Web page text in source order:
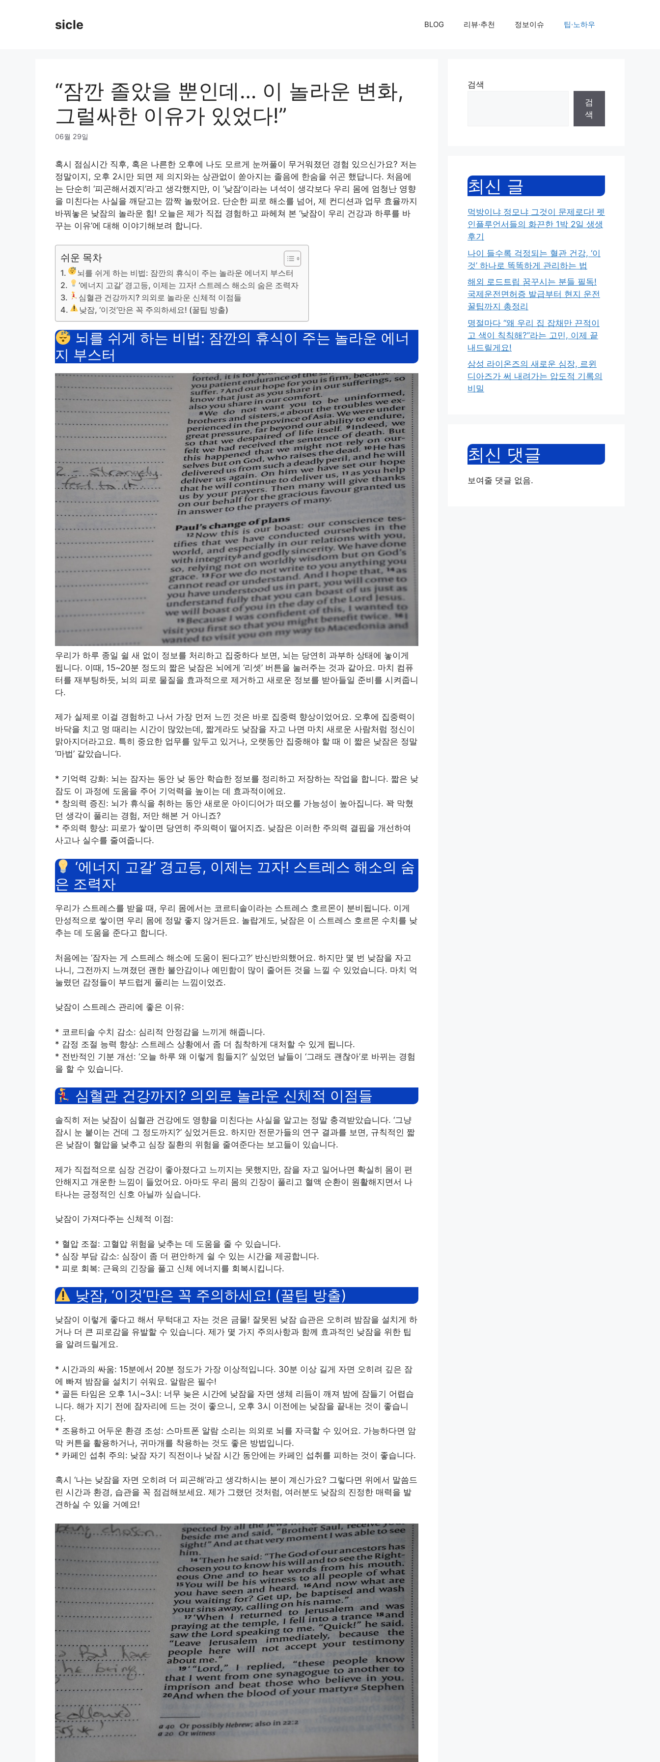
sicle BLOG 리뷰·추천 정보이슈 팁·노하우
“잠깐 졸았을 뿐인데… 이 놀라운 변화,
그럴싸한 이유가 있었다!”
06월 29일
혹시 점심시간 직후, 혹은 나른한 오후에 나도 모르게 눈꺼풀이 무거워졌던 경험 있으신가요? 저는
정말이지, 오후 2시만 되면 제 의지와는 상관없이 쏟아지는 졸음에 한숨을 쉬곤 했답니다. 처음에
는 단순히 ‘피곤해서겠지’라고 생각했지만, 이 ‘낮잠’이라는 녀석이 생각보다 우리 몸에 엄청난 영향
을 미친다는 사실을 깨닫고는 깜짝 놀랐어요. 단순한 피로 해소를 넘어, 제 컨디션과 업무 효율까지
바꿔놓은 낮잠의 놀라운 힘! 오늘은 제가 직접 경험하고 파헤쳐 본 ‘낮잠이 우리 건강과 하루를 바
꾸는 이유’에 대해 이야기해보려 합니다.
쉬운 목차
뇌를 쉬게 하는 비법: 잠깐의 휴식이 주는 놀라운 에너지 부스터
‘에너지 고갈’ 경고등, 이제는 끄자! 스트레스 해소의 숨은 조력자
심혈관 건강까지? 의외로 놀라운 신체적 이점들
낮잠, ‘이것’만은 꼭 주의하세요! (꿀팁 방출)
뇌를 쉬게 하는 비법: 잠깐의 휴식이 주는 놀라운 에너
지 부스터
우리가 하루 종일 쉴 새 없이 정보를 처리하고 집중하다 보면, 뇌는 당연히 과부하 상태에 놓이게
됩니다. 이때, 15~20분 정도의 짧은 낮잠은 뇌에게 ‘리셋’ 버튼을 눌러주는 것과 같아요. 마치 컴퓨
터를 재부팅하듯, 뇌의 피로 물질을 효과적으로 제거하고 새로운 정보를 받아들일 준비를 시켜줍니
다.
제가 실제로 이걸 경험하고 나서 가장 먼저 느낀 것은 바로 집중력 향상이었어요. 오후에 집중력이
바닥을 치고 멍 때리는 시간이 많았는데, 짧게라도 낮잠을 자고 나면 마치 새로운 사람처럼 정신이
맑아지더라고요. 특히 중요한 업무를 앞두고 있거나, 오랫동안 집중해야 할 때 이 짧은 낮잠은 정말
‘마법’ 같았습니다.
* 기억력 강화: 뇌는 잠자는 동안 낮 동안 학습한 정보를 정리하고 저장하는 작업을 합니다. 짧은 낮
잠도 이 과정에 도움을 주어 기억력을 높이는 데 효과적이에요.
* 창의력 증진: 뇌가 휴식을 취하는 동안 새로운 아이디어가 떠오를 가능성이 높아집니다. 꽉 막혔
던 생각이 풀리는 경험, 저만 해본 거 아니죠?
* 주의력 향상: 피로가 쌓이면 당연히 주의력이 떨어지죠. 낮잠은 이러한 주의력 결핍을 개선하여
사고나 실수를 줄여줍니다.
‘에너지 고갈’ 경고등, 이제는 끄자! 스트레스 해소의 숨
은 조력자
우리가 스트레스를 받을 때, 우리 몸에서는 코르티솔이라는 스트레스 호르몬이 분비됩니다. 이게
만성적으로 쌓이면 우리 몸에 정말 좋지 않거든요. 놀랍게도, 낮잠은 이 스트레스 호르몬 수치를 낮
추는 데 도움을 준다고 합니다.
처음에는 ‘잠자는 게 스트레스 해소에 도움이 된다고?’ 반신반의했어요. 하지만 몇 번 낮잠을 자고
나니, 그전까지 느껴졌던 괜한 불안감이나 예민함이 많이 줄어든 것을 느낄 수 있었습니다. 마치 억
눌렸던 감정들이 부드럽게 풀리는 느낌이었죠.
낮잠이 스트레스 관리에 좋은 이유:
* 코르티솔 수치 감소: 심리적 안정감을 느끼게 해줍니다.
* 감정 조절 능력 향상: 스트레스 상황에서 좀 더 침착하게 대처할 수 있게 됩니다.
* 전반적인 기분 개선: ‘오늘 하루 왜 이렇게 힘들지?’ 싶었던 날들이 ‘그래도 괜찮아’로 바뀌는 경험
을 할 수 있습니다.
심혈관 건강까지? 의외로 놀라운 신체적 이점들
솔직히 저는 낮잠이 심혈관 건강에도 영향을 미친다는 사실을 알고는 정말 충격받았습니다. ‘그냥
잠시 눈 붙이는 건데 그 정도까지?’ 싶었거든요. 하지만 전문가들의 연구 결과를 보면, 규칙적인 짧
은 낮잠이 혈압을 낮추고 심장 질환의 위험을 줄여준다는 보고들이 있습니다.
제가 직접적으로 심장 건강이 좋아졌다고 느끼지는 못했지만, 잠을 자고 일어나면 확실히 몸이 편
안해지고 개운한 느낌이 들었어요. 아마도 우리 몸의 긴장이 풀리고 혈액 순환이 원활해지면서 나
타나는 긍정적인 신호 아닐까 싶습니다.
낮잠이 가져다주는 신체적 이점:
* 혈압 조절: 고혈압 위험을 낮추는 데 도움을 줄 수 있습니다.
* 심장 부담 감소: 심장이 좀 더 편안하게 쉴 수 있는 시간을 제공합니다.
* 피로 회복: 근육의 긴장을 풀고 신체 에너지를 회복시킵니다.
낮잠, ‘이것’만은 꼭 주의하세요! (꿀팁 방출)
낮잠이 이렇게 좋다고 해서 무턱대고 자는 것은 금물! 잘못된 낮잠 습관은 오히려 밤잠을 설치게 하
거나 더 큰 피로감을 유발할 수 있습니다. 제가 몇 가지 주의사항과 함께 효과적인 낮잠을 위한 팁
을 알려드릴게요.
* 시간과의 싸움: 15분에서 20분 정도가 가장 이상적입니다. 30분 이상 길게 자면 오히려 깊은 잠
에 빠져 밤잠을 설치기 쉬워요. 알람은 필수!
* 골든 타임은 오후 1시~3시: 너무 늦은 시간에 낮잠을 자면 생체 리듬이 깨져 밤에 잠들기 어렵습
니다. 해가 지기 전에 잠자리에 드는 것이 좋으니, 오후 3시 이전에는 낮잠을 끝내는 것이 좋습니
다.
* 조용하고 어두운 환경 조성: 스마트폰 알람 소리는 의외로 뇌를 자극할 수 있어요. 가능하다면 암
막 커튼을 활용하거나, 귀마개를 착용하는 것도 좋은 방법입니다.
* 카페인 섭취 주의: 낮잠 자기 직전이나 낮잠 시간 동안에는 카페인 섭취를 피하는 것이 좋습니다.
혹시 ‘나는 낮잠을 자면 오히려 더 피곤해’라고 생각하시는 분이 계신가요? 그렇다면 위에서 말씀드
린 시간과 환경, 습관을 꼭 점검해보세요. 제가 그랬던 것처럼, 여러분도 낮잠의 진정한 매력을 발
견하실 수 있을 거예요!
검색
검
색
최신 글
먹방이냐 정모냐 그것이 문제로다! 펫
인플루언서들의 화끈한 1박 2일 생생
후기
나이 들수록 걱정되는 혈관 건강, ‘이
것’ 하나로 똑똑하게 관리하는 법
해외 로드트립 꿈꾸시는 분들 필독!
국제운전면허증 발급부터 현지 운전
꿀팁까지 총정리
명절마다 “왜 우리 집 잡채만 끈적이
고 색이 칙칙해?”라는 고민, 이제 끝
내드릴게요!
삼성 라이온즈의 새로운 심장, 르윈
디아즈가 써 내려가는 압도적 기록의
비밀
최신 댓글
보여줄 댓글 없음.